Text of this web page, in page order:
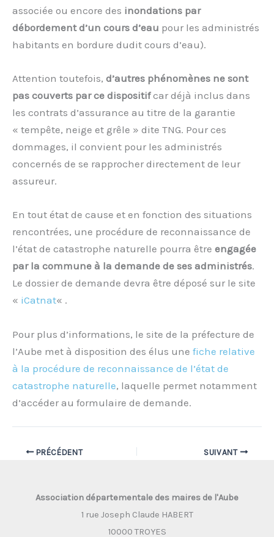
associée ou encore des inondations par
débordement d’un cours d’eau pour les administrés
habitants en bordure dudit cours d’eau).
Attention toutefois, d’autres phénomènes ne sont
pas couverts par ce dispositifcar déjà inclus dans
les contrats d’assurance au titre de la garantie
« tempête, neige et grêle » dite TNG. Pour ces
dommages, il convient pour les administrés
concernés de se rapprocher directement de leur
assureur.
En tout état de cause et en fonction des situations
rencontrées, une procédure de reconnaissance de
l’état de catastrophe naturelle pourra être engagée
par la commune à la demande de ses administrés.
Le dossier de demande devra être déposé sur le site
« iCatnat« .
Pour plus d’informations, le site de la préfecture de
l’Aube met à disposition des élus une fiche relative
à la procédure de reconnaissance de l’état de
catastrophe naturelle, laquelle permet notamment
d’accéder au formulaire de demande.
PRÉCÉDENT SUIVANT
Association départementale des maires de l'Aube
1 rue Joseph Claude HABERT
10000 TROYES